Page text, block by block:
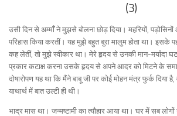
(3)
उसी दिन से अम्मॉँ ने मुझसे बोलना छोड़ दिया। महरियों,
परिहास किया करतीं। यह मुझे बहुत बुरा मालुम होता था। इसके
कह लेतीं, तो मुझे स्वीकार था। मेरे हृदय से उनकी मान-मर्यादा
प्रकार कटाक्ष करना उसके हृदय से अपने आदर को मिटने के
दोषारोपण यह था कि मैंने बाबू जी पर कोई मोहन मंत्र फुर्क दिया
याथार्थ में बात उल्टी ही थी।
भाद्र मास था। जन्मष्टामी का त्यौहार आया था। घर में सब